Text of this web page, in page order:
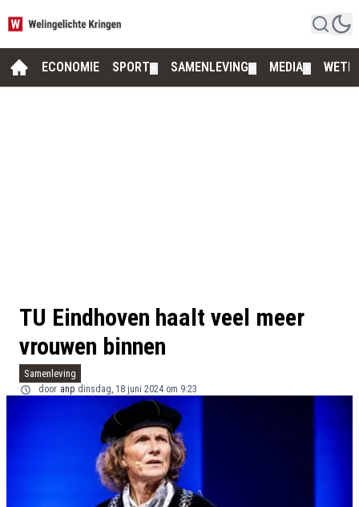
ECONOMIE SPORT SAMENLEVING MEDIA
TU Eindhoven haalt veel meer
vrouwen binnen
Samenleving
door anp dinsdag, 18 juni 2024 om 9:23